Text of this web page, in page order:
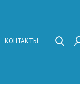
КОНТАКТЫ